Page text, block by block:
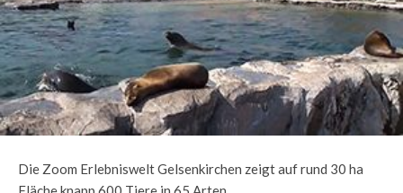
Die Zoom Erlebniswelt Gelsenkirchen zeigt auf rund 30 ha